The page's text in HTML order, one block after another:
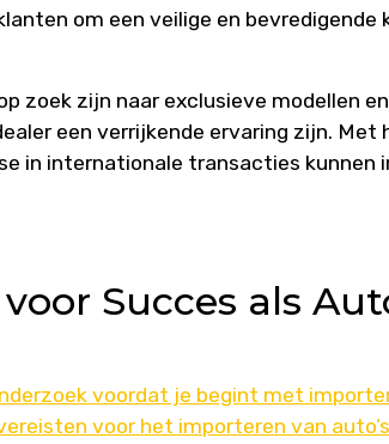
om een veilige en bevredigende
zoek zijn naar exclusieve modellen
een verrijkende ervaring zijn. Met
in internationale transacties kunnen
voor Succes als
voordat je begint met
voor het importeren van